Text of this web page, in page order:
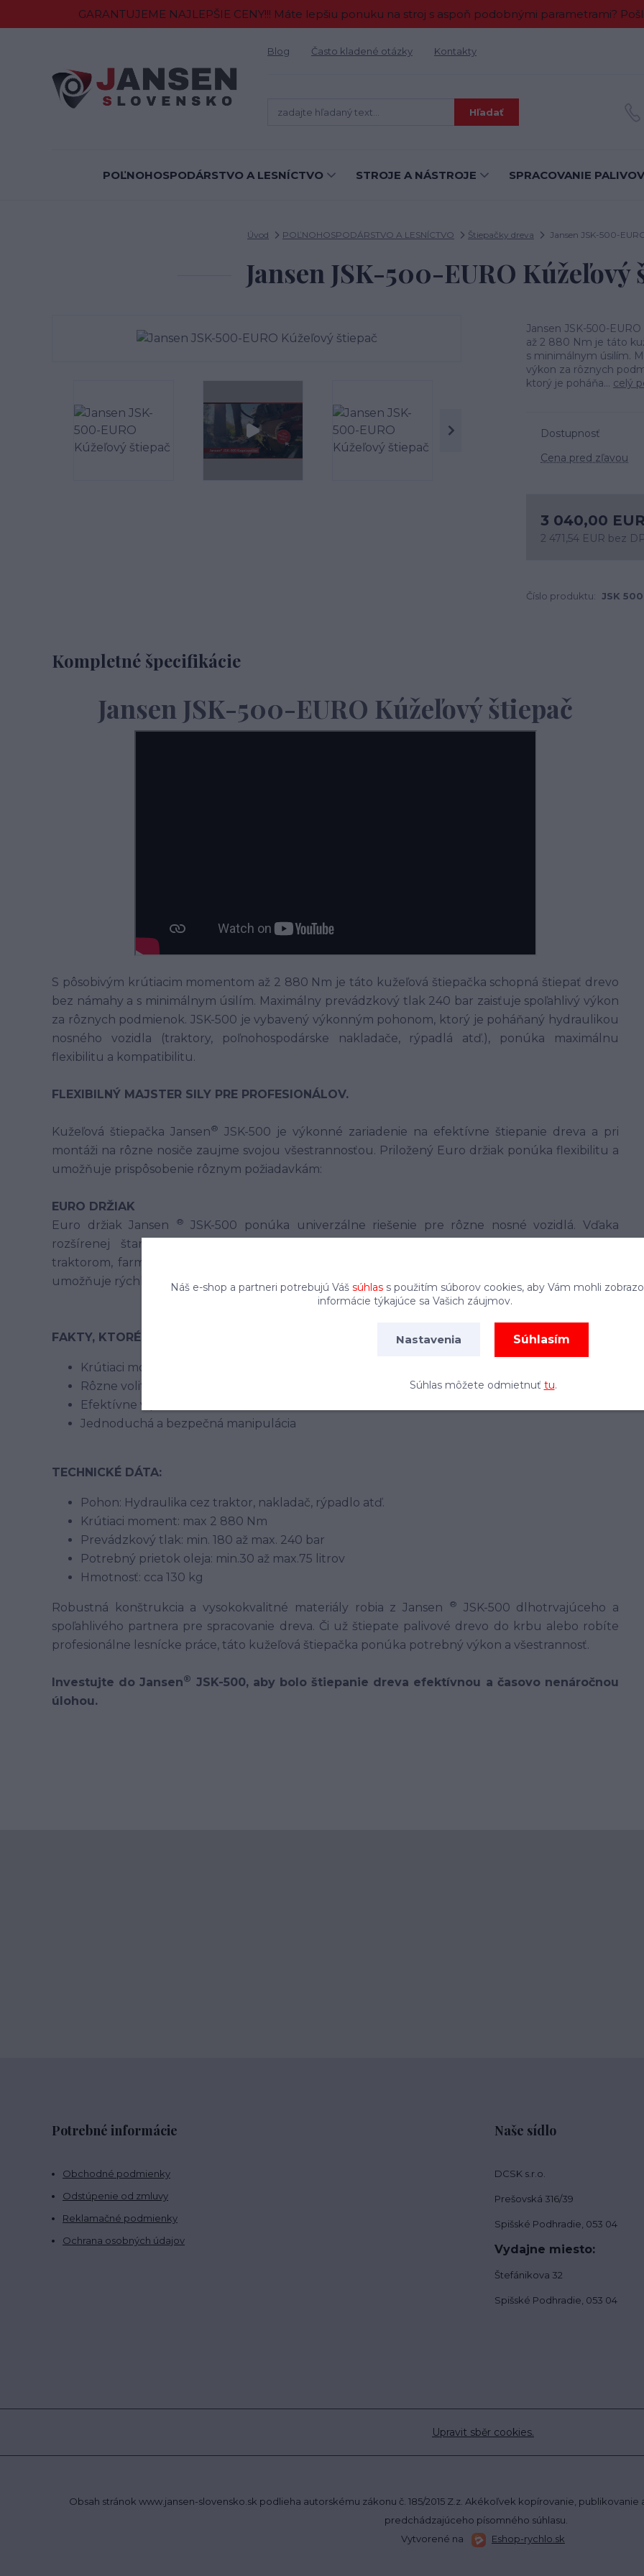
GARANTUJEME NAJLEPŠIE CENY!!! Máte lepšiu ponuku na stroj s aspoň podobnými parametrami?
Blog Často kladené otázky Kontakty
Hľadať
POĽNOHOSPODÁRSTVO A LESNÍCTVO STROJE A NÁSTROJE SPRACOVANIE
Úvod POĽNOHOSPODÁRSTVO A LESNÍCTVO Štiepačky dreva Jansen JSK-500-
Jansen JSK-500-EURO Kúžeľový
Jansen JSK-500-
až 2 880 Nm je táto
s minimálnym úsilím.
výkon za rôznych
ktorý je poháňa... celý
Dostupnosť
Cena pred zľavou
3 040,00
2 471,54 EUR bez
Číslo produktu: JSK 500
Kompletné špecifikácie
Jansen JSK-500-EURO Kúžeľový štiepač
S pôsobivým krútiacim momentom až 2 880 Nm je táto kužeľová štiepačka schopná štiepať drevo
bez námahy a s minimálnym úsilím. Maximálny prevádzkový tlak 240 bar zaisťuje spoľahlivý výkon
za rôznych podmienok. JSK-500 je vybavený výkonným pohonom, ktorý je poháňaný hydraulikou
nosného vozidla (traktory, poľnohospodárske nakladače, rýpadlá atď.), ponúka maximálnu
flexibilitu a kompatibilitu.
FLEXIBILNÝ MAJSTER SILY PRE PROFESIONÁLOV.
Kužeľová štiepačka Jansen® JSK-500 je výkonné zariadenie na efektívne štiepanie dreva a pri
montáži na rôzne nosiče zaujme svojou všestrannosťou. Priložený Euro držiak ponúka flexibilitu a
umožňuje prispôsobenie rôznym požiadavkám:
EURO DRŽIAK
Euro držiak Jansen
®
JSK-500 ponúka univerzálne riešenie pre rôzne nosné vozidlá. Vďaka
rozšírenej štandardizácii eurozásuviek možno kužeľovú štiepačku jednoducho pripojiť k
traktorom, farmárskym nakladačom a iným vozidlám s príslušnou eurozásuvkou. Táto možnosť
umožňuje rýchlu konverziu a maximálnu flexibilitu pri použití rozdeľovača kužeľa.
FAKTY, KTORÉ HOVORIA ZA SEBE!
Krútiaci moment 2 880 Nm
Rôzne voliteľné možnosti upevnenia
Efektívne v prevádzke
Jednoduchá a bezpečná manipulácia
TECHNICKÉ DÁTA:
Pohon: Hydraulika cez traktor, nakladač, rýpadlo atď.
Krútiaci moment: max 2 880 Nm
Prevádzkový tlak: min. 180 až max. 240 bar
Potrebný prietok oleja: min.30 až max.75 litrov
Hmotnosť: cca 130 kg
Robustná konštrukcia a vysokokvalitné materiály robia z Jansen ®
JSK-500 dlhotrvajúceho a
spoľahlivého partnera pre spracovanie dreva. Či už štiepate palivové drevo do krbu alebo robíte
profesionálne lesnícke práce, táto kužeľová štiepačka ponúka potrebný výkon a všestrannosť.
Investujte do Jansen® JSK-500, aby bolo štiepanie dreva efektívnou a časovo nenáročnou
úlohou.
Potrebné informácie
Obchodné podmienky
Odstúpenie od zmluvy
Reklamačné podmienky
Ochrana osobných údajov
Naše sídlo
DCSK s.r.o.
Prešovská 316/39
Spišské Podhradie, 053 04
Vydajne miesto:
Štefánikova 32
Spišské Podhradie, 053 04
Upravit sběr cookies.
Obsah stránok www.jansen-slovensko.sk podlieha autorskému zákonu č. 185/2015 Z.z. Akékoľvek kopírovanie,
predchádzajúceho písomného súhlasu.
Vytvorené na
Eshop-rychlo.sk
Náš e-shop a partneri potrebujú Váš súhlass použitím súborov cookies, aby Vám mohli
informácie týkajúce sa Vašich záujmov.
Nastavenia Súhlasím
Súhlas môžete odmietnuť tu.